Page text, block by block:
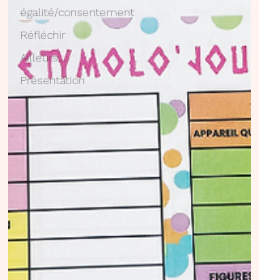
égalité/consentement
Réfléchir
Ailleurs ...
Présentation